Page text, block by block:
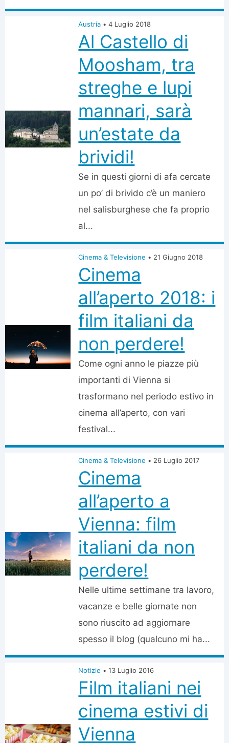
Austria • 4 Luglio 2018
Al Castello di
Moosham, tra
streghe e lupi
mannari, sarà
un’estate da
brividi!
Se in questi giorni di afa cercate
un po’ di brivido c’è un maniero
nel salisburghese che fa proprio
al...
Cinema & Televisione • 21 Giugno 2018
Cinema
all’aperto 2018: i
film italiani da
non perdere!
Come ogni anno le piazze più
importanti di Vienna si
trasformano nel periodo estivo in
cinema all’aperto, con vari
festival...
Cinema & Televisione • 26 Luglio 2017
Cinema
all’aperto a
Vienna: film
italiani da non
perdere!
Nelle ultime settimane tra lavoro,
vacanze e belle giornate non
sono riuscito ad aggiornare
spesso il blog (qualcuno mi ha...
Notizie • 13 Luglio 2016
Film italiani nei
cinema estivi di
Vienna